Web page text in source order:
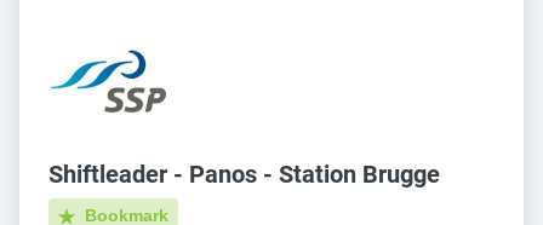
Shiftleader - Panos - Station Brugge
Bookmark